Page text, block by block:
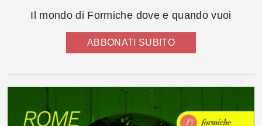
Il mondo di Formiche dove e quando vuoi
ABBONATI SUBITO